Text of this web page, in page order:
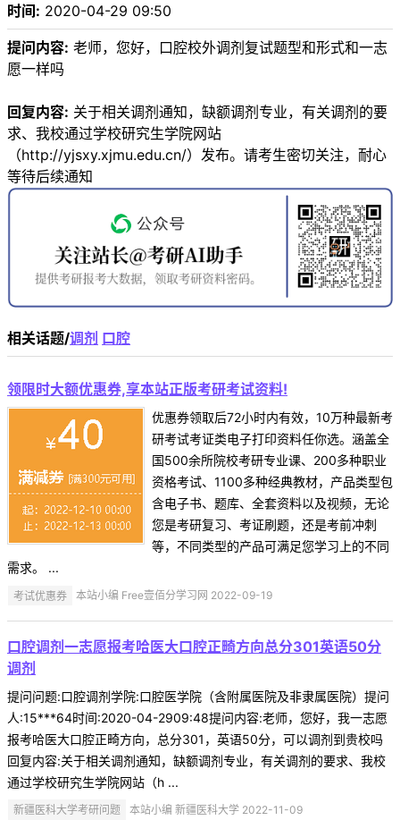
时间: 2020-04-29 09:50
提问内容: 老师，您好，口腔校外调剂复试题型和形式和一志
愿一样吗
回复内容: 关于相关调剂通知，缺额调剂专业，有关调剂的要
求、我校通过学校研究生学院网站
（http://yjsxy.xjmu.edu.cn/）发布。请考生密切关注，耐心
等待后续通知
相关话题/调剂 口腔
领限时大额优惠券,享本站正版考研考试资料!
优惠券领取后72小时内有效，10万种最新考
研考试考证类电子打印资料任你选。涵盖全
国500余所院校考研专业课、200多种职业
资格考试、1100多种经典教材，产品类型包
含电子书、题库、全套资料以及视频，无论
您是考研复习、考证刷题，还是考前冲刺
等，不同类型的产品可满足您学习上的不同
需求。 ...
考试优惠券 本站小编 Free壹佰分学习网 2022-09-19
口腔调剂一志愿报考哈医大口腔正畸方向总分301英语50分
调剂
提问问题:口腔调剂学院:口腔医学院（含附属医院及非隶属医院）提问
人:15***64时间:2020-04-2909:48提问内容:老师，您好，我一志愿
报考哈医大口腔正畸方向，总分301，英语50分，可以调剂到贵校吗
回复内容:关于相关调剂通知，缺额调剂专业，有关调剂的要求、我校
通过学校研究生学院网站（h ...
新疆医科大学考研问题 本站小编 新疆医科大学 2022-11-09